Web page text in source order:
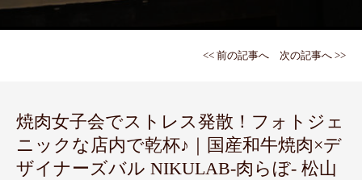
<< 前の記事へ 次の記事へ >>
焼肉女子会でストレス発散！フォトジェ
ニックな店内で乾杯♪｜国産和牛焼肉×デ
ザイナーズバル NIKULAB-肉らぼ- 松山